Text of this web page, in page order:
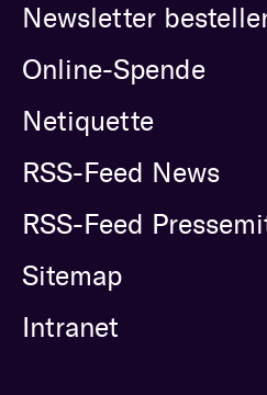
Newsletter
Online-Spende
Netiquette
RSS-Feed News
RSS-Feed
Sitemap
Intranet